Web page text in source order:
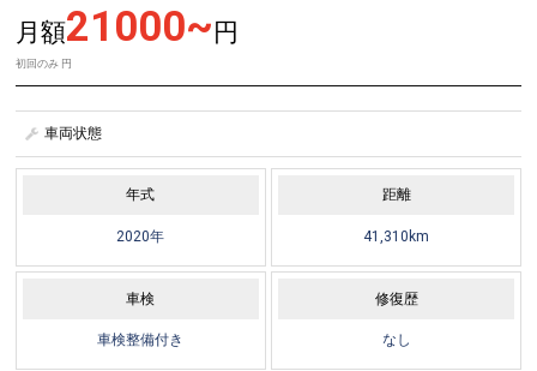
月額21000~ 円
初回のみ 円
車両状態
年式
2020年
距離
41,310km
車検
車検整備付き
修復歴
なし